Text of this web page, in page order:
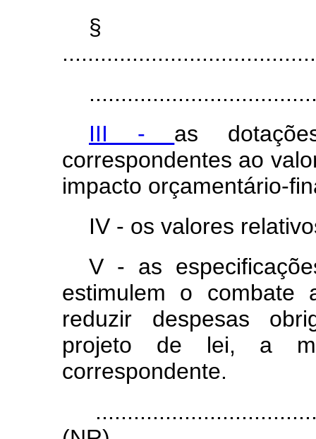
§
III - as
correspondentes ao
impacto orçamentário-
IV - os valores
V - as
estimulem o
reduzir despesas
projeto de lei, a
correspondente.